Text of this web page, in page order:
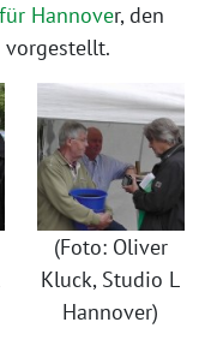
Hannover, den
vorgestellt.
(Foto: Oliver
Kluck, Studio L
Hannover)